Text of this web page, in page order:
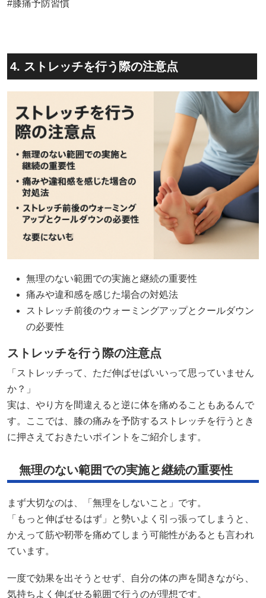
#膝痛予防習慣
4. ストレッチを行う際の注意点
無理のない範囲での実施と継続の重要性
痛みや違和感を感じた場合の対処法
ストレッチ前後のウォーミングアップとクールダウン
の必要性​
ストレッチを行う際の注意点
「ストレッチって、ただ伸ばせばいいって思っていません
か？」
実は、やり方を間違えると逆に体を痛めることもあるんで
す。ここでは、膝の痛みを予防するストレッチを行うとき
に押さえておきたいポイントをご紹介します。
無理のない範囲での実施と継続の重要性
まず大切なのは、「無理をしないこと」です。
「もっと伸ばせるはず」と勢いよく引っ張ってしまうと、
かえって筋や靭帯を痛めてしまう可能性があるとも言われ
ています。
一度で効果を出そうとせず、自分の体の声を聞きながら、
気持ちよく伸ばせる範囲で行うのが理想です。